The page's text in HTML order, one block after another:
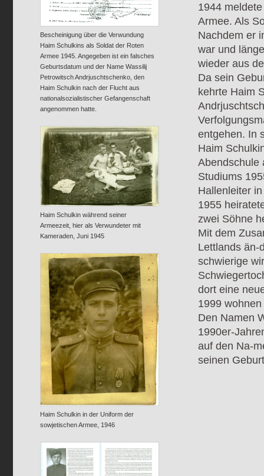
Bescheinigung über die Verwundung
Haim Schulkins als Soldat der Roten
Armee 1945. Angegeben ist ein falsches
Geburtsdatum und der Name Wassilij
Petrowitsch Andrjuschtschenko, den
Haim Schulkin nach der Flucht aus
nationalsozialistischer Gefangenschaft
angenommen hatte.
Haim Schulkin während seiner
Armeezeit, hier als Verwundeter mit
Kameraden, Juni 1945
Haim Schulkin in der Uniform der
sowjetischen Armee, 1946
1944
Armee. Als
Nachdem er
war und
wieder aus
Da sein
kehrte Haim
entgehen. In
Haim
Abendschule
Studiums
Hallenleiter
1955
zwei Söhne
Mit dem
Lettlands än-
schwierige
dort eine
1999
Den Namen
1990er-
auf den Na-
seinen